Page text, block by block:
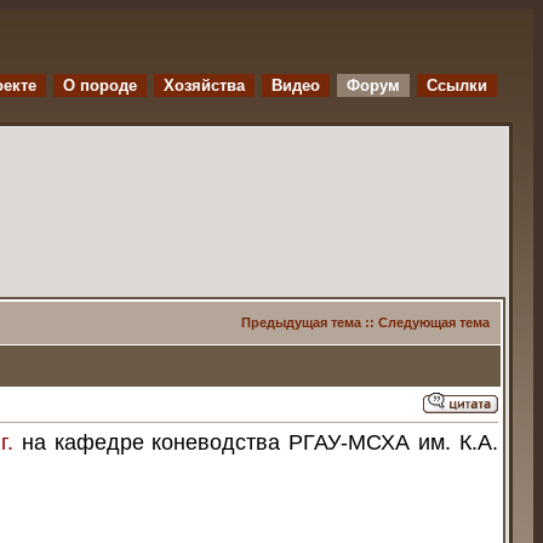
O породе Хозяйства Видео Форум Ссылки
Предыдущая тема :: Следующая тема
на кафедре коневодства РГАУ-МСХА им. К.А.